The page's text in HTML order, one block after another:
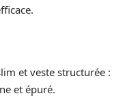
et veste structurée :
et épuré.